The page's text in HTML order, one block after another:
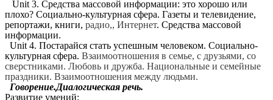
Unit 3. Средства массовой информации: это хорошо или
плохо? Социально-культурная сфера. Газеты и телевидение,
репортажи, книги, радио,, Интернет. Средства массовой
информации.
Unit 4. Постарайся стать успешным человеком. Социально-
культурная сфера. Взаимоотношения в семье, с друзьями, со
сверстниками. Любовь и дружба. Национальные и семейные
праздники. Взаимоотношения между людьми.
Говорение.Диалогическая речь.
Развитие умений: